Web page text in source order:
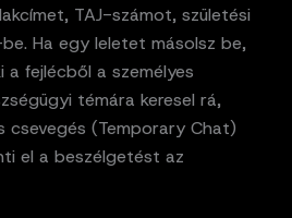
TAJ-számot, születési
Ha egy leletet másolsz be,
fejlécből a személyes
témára keresel rá,
csevegés (Temporary Chat)
el a beszélgetést az